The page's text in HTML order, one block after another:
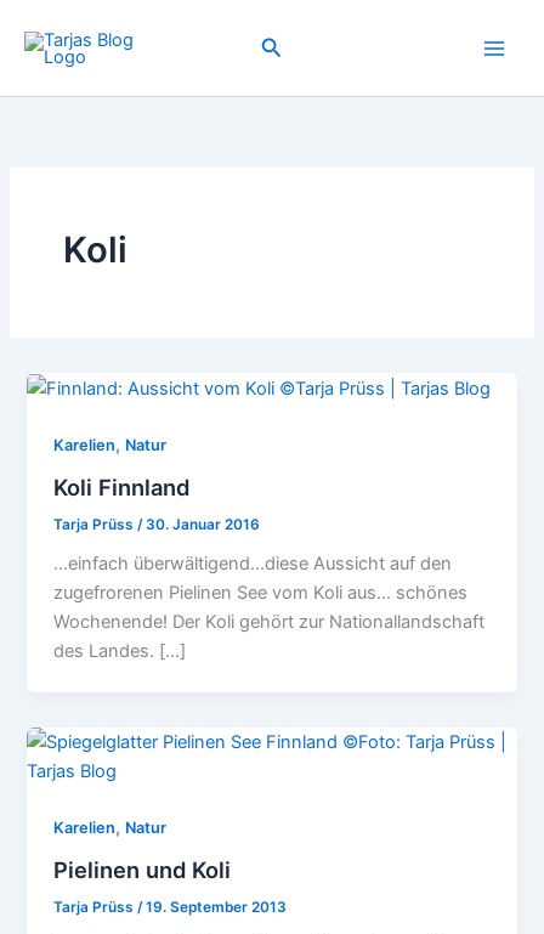
Inhalt
springen
Suchen
Koli
Karelien, Natur
Koli Finnland
Tarja Prüss /30. Januar 2016
…einfach überwältigend…diese Aussicht auf den
zugefrorenen Pielinen See vom Koli aus… schönes
Wochenende! Der Koli gehört zur Nationallandschaft
des Landes. […]
Karelien, Natur
Pielinen und Koli
Tarja Prüss/19. September 2013